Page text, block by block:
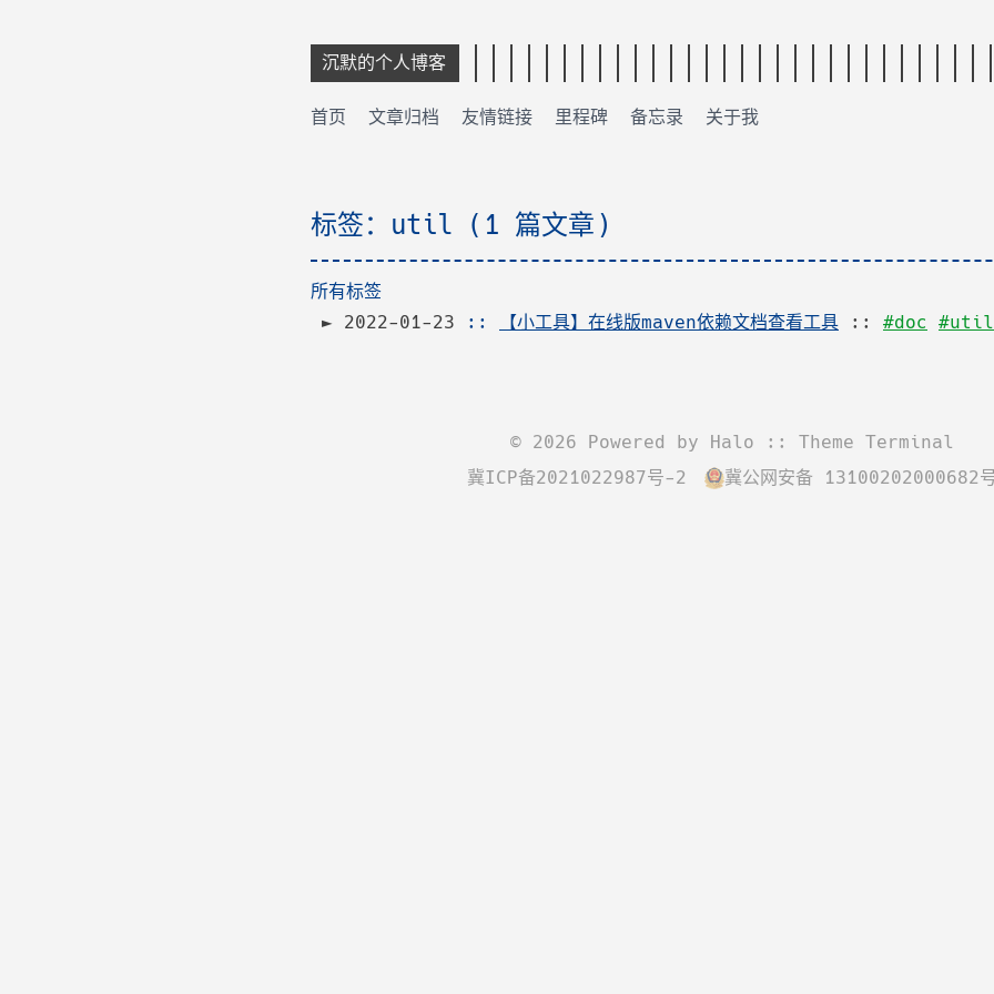
沉默的个人博客
首页 文章归档 友情链接 里程碑 备忘录 关于我
标签：util (1 篇文章)
所有标签
2022-01-23 :: 【小工具】在线版maven依赖文档查看工具 :: #doc #util
© 2026 Powered by Halo :: Theme Terminal
冀ICP备2021022987号-2
冀公网安备 13100202000682